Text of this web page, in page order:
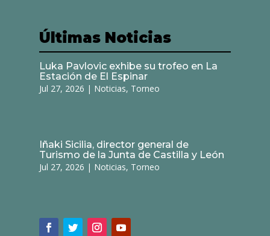
Últimas Noticias
Luka Pavlovic exhibe su trofeo en La
Estación de El Espinar
Jul 27, 2026 | Noticias, Torneo
Iñaki Sicilia, director general de
Turismo de la Junta de Castilla y León
Jul 27, 2026 | Noticias, Torneo